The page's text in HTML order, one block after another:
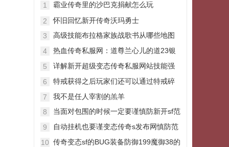
1
霸业传奇里的沙巴克捐献怎么玩
2
怀旧回忆新开传奇沃玛勇士
3
高级技能布拉格家族战歌书从哪些地图
4
热血传奇私服网：道尊兰心儿的道23银
5
详解新开超级变态传奇私服网站技能强
6
特戒获得之后玩家们还可以通过特戒碎
7
我不是任人宰割的羔羊
8
当面对包围的时候一定要谨慎防新开sf范
9
自动挂机也要谨变态传奇s发布网慎防范
10 传奇变态sf的BUG装备防御199魔御38的